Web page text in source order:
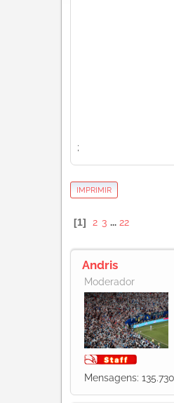
;
IMPRIMIR
1 2 3 ... 22
Andris
Moderador
Mensagens: 135.730